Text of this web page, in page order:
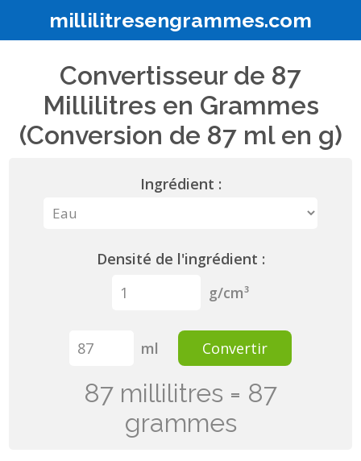
millilitresengrammes.com
Convertisseur de 87
Millilitres en Grammes
(Conversion de 87 ml en g)
Ingrédient :
Densité de l'ingrédient :
g/cm³
ml Convertir
87 millilitres = 87
grammes